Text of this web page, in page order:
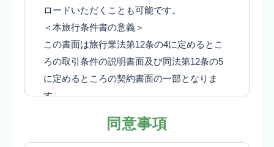
になります。
(2) 旅行契約の内容・条件は、募集広告、パ
ンフレット、本旅行条件書、本旅行出発前に
お渡しする確定書面（最終旅行日程表）及び
当社旅行業約款募集型企画旅行契約の部によ
ります。
発行する文書等において「参加者」と表記さ
ロードいただくことも可能です。
＜本旅行条件書の意義＞
この書面は旅行業法第12条の4に定めるとこ
ろの取引条件の説明書面及び同法第12条の5
に定めるところの契約書面の一部となりま
す。
(1) この旅行は関西教育旅行株式会社（以
同意事項